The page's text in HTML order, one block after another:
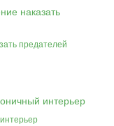
предателей